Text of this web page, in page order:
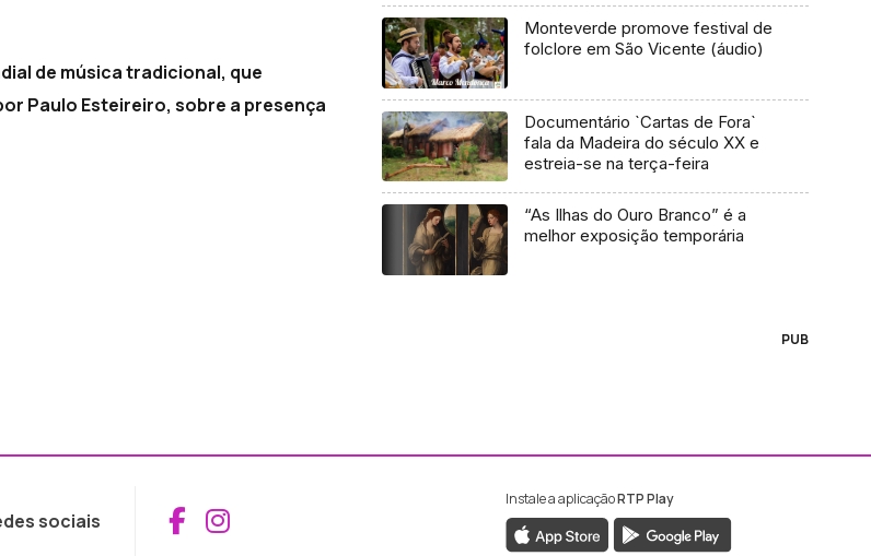
de música tradicional, que
Paulo Esteireiro, sobre a presença
Monteverde promove festival de
folclore em São Vicente (áudio)
Documentário `Cartas de Fora`
fala da Madeira do século XX e
estreia-se na terça-feira
“As Ilhas do Ouro Branco” é a
melhor exposição temporária
PUB
sociais Aceder ao Facebook da RTP Madeira
Aceder ao Instagram da RTP Madeira
Instale a aplicaçãoRTP Play